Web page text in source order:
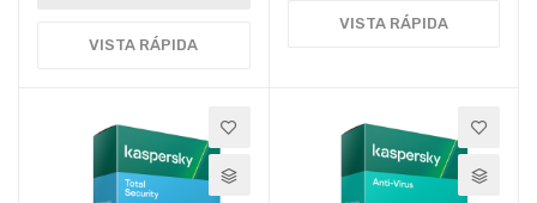
VISTA RÁPIDA
VISTA RÁPIDA